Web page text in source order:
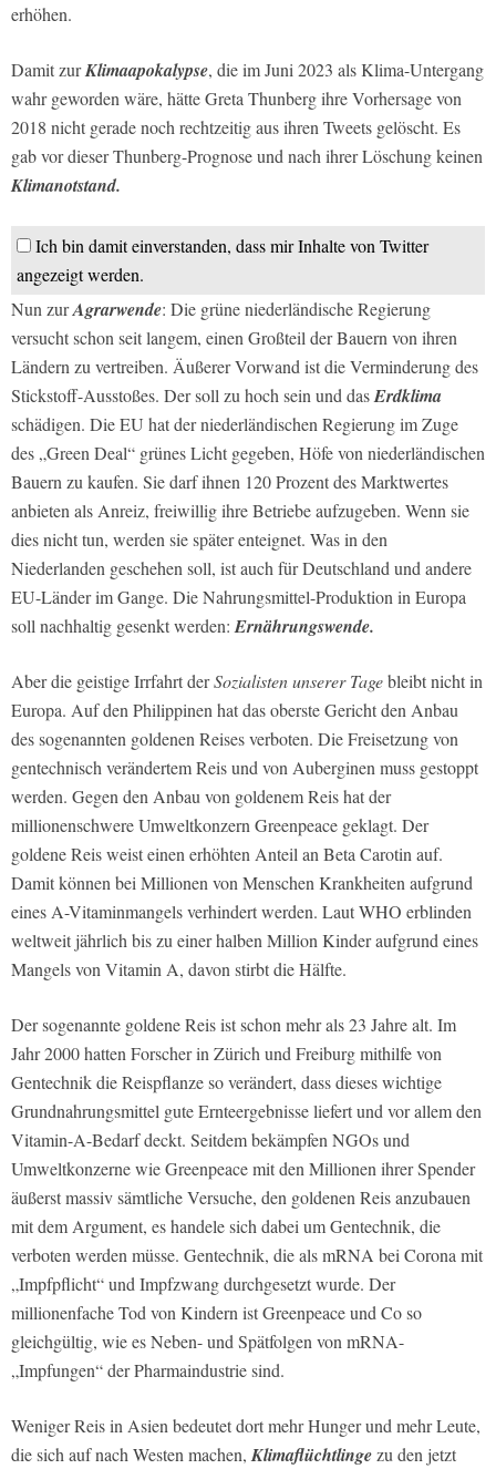
erhöhen.
Damit zurKlimaapokalypse, die im Juni 2023 als Klima-Untergang
wahr geworden wäre, hätte Greta Thunberg ihre Vorhersage von
2018 nicht gerade noch rechtzeitig aus ihren Tweets gelöscht. Es
gab vor dieser Thunberg-Prognose und nach ihrer Löschung keinen
Klimanotstand.
Ich bin damit einverstanden, dass mir Inhalte von Twitter
angezeigt werden.
Nun zurAgrarwende: Die grüne niederländische Regierung
versucht schon seit langem, einen Großteil der Bauern von ihren
Ländern zu vertreiben. Äußerer Vorwand ist die Verminderung des
Stickstoff-Ausstoßes. Der soll zu hoch sein und dasErdklima
schädigen. Die EU hat der niederländischen Regierung im Zuge
des „Green Deal“ grünes Licht gegeben, Höfe von niederländischen
Bauern zu kaufen. Sie darf ihnen 120 Prozent des Marktwertes
anbieten als Anreiz, freiwillig ihre Betriebe aufzugeben. Wenn sie
dies nicht tun, werden sie später enteignet. Was in den
Niederlanden geschehen soll, ist auch für Deutschland und andere
EU-Länder im Gange. Die Nahrungsmittel-Produktion in Europa
soll nachhaltig gesenkt werden: Ernährungswende.
Aber die geistige Irrfahrt derSozialisten unserer Tagebleibt nicht in
Europa. Auf den Philippinen hat das oberste Gericht den Anbau
des sogenannten goldenen Reises verboten. Die Freisetzung von
gentechnisch verändertem Reis und von Auberginen muss gestoppt
werden. Gegen den Anbau von goldenem Reis hat der
millionenschwere Umweltkonzern Greenpeace geklagt. Der
goldene Reis weist einen erhöhten Anteil an Beta Carotin auf.
Damit können bei Millionen von Menschen Krankheiten aufgrund
eines A-Vitaminmangels verhindert werden. Laut WHO erblinden
weltweit jährlich bis zu einer halben Million Kinder aufgrund eines
Mangels von Vitamin A, davon stirbt die Hälfte.
Der sogenannte goldene Reis ist schon mehr als 23 Jahre alt. Im
Jahr 2000 hatten Forscher in Zürich und Freiburg mithilfe von
Gentechnik die Reispflanze so verändert, dass dieses wichtige
Grundnahrungsmittel gute Ernteergebnisse liefert und vor allem den
Vitamin-A-Bedarf deckt. Seitdem bekämpfen NGOs und
Umweltkonzerne wie Greenpeace mit den Millionen ihrer Spender
äußerst massiv sämtliche Versuche, den goldenen Reis anzubauen
mit dem Argument, es handele sich dabei um Gentechnik, die
verboten werden müsse. Gentechnik, die als mRNA bei Corona mit
„Impfpflicht“ und Impfzwang durchgesetzt wurde. Der
millionenfache Tod von Kindern ist Greenpeace und Co so
gleichgültig, wie es Neben- und Spätfolgen von mRNA-
„Impfungen“ der Pharmaindustrie sind.
Weniger Reis in Asien bedeutet dort mehr Hunger und mehr Leute,
die sich auf nach Westen machen, Klimaflüchtlingezu den jetzt